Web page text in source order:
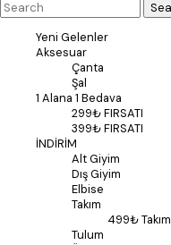
Yeni Gelenler
Aksesuar
Çanta
Şal
1 Alana 1 Bedava
299₺ FIRSATI
399₺ FIRSATI
İNDİRİM
Alt Giyim
Dış Giyim
Elbise
Takım
499₺ Takım
Tulum